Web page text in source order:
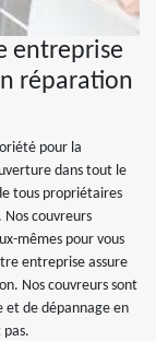
entreprise
réparation
pour la
dans tout le
tous propriétaires
couvreurs
mêmes pour vous
entreprise assure
Nos couvreurs sont
de dépannage en
pas.